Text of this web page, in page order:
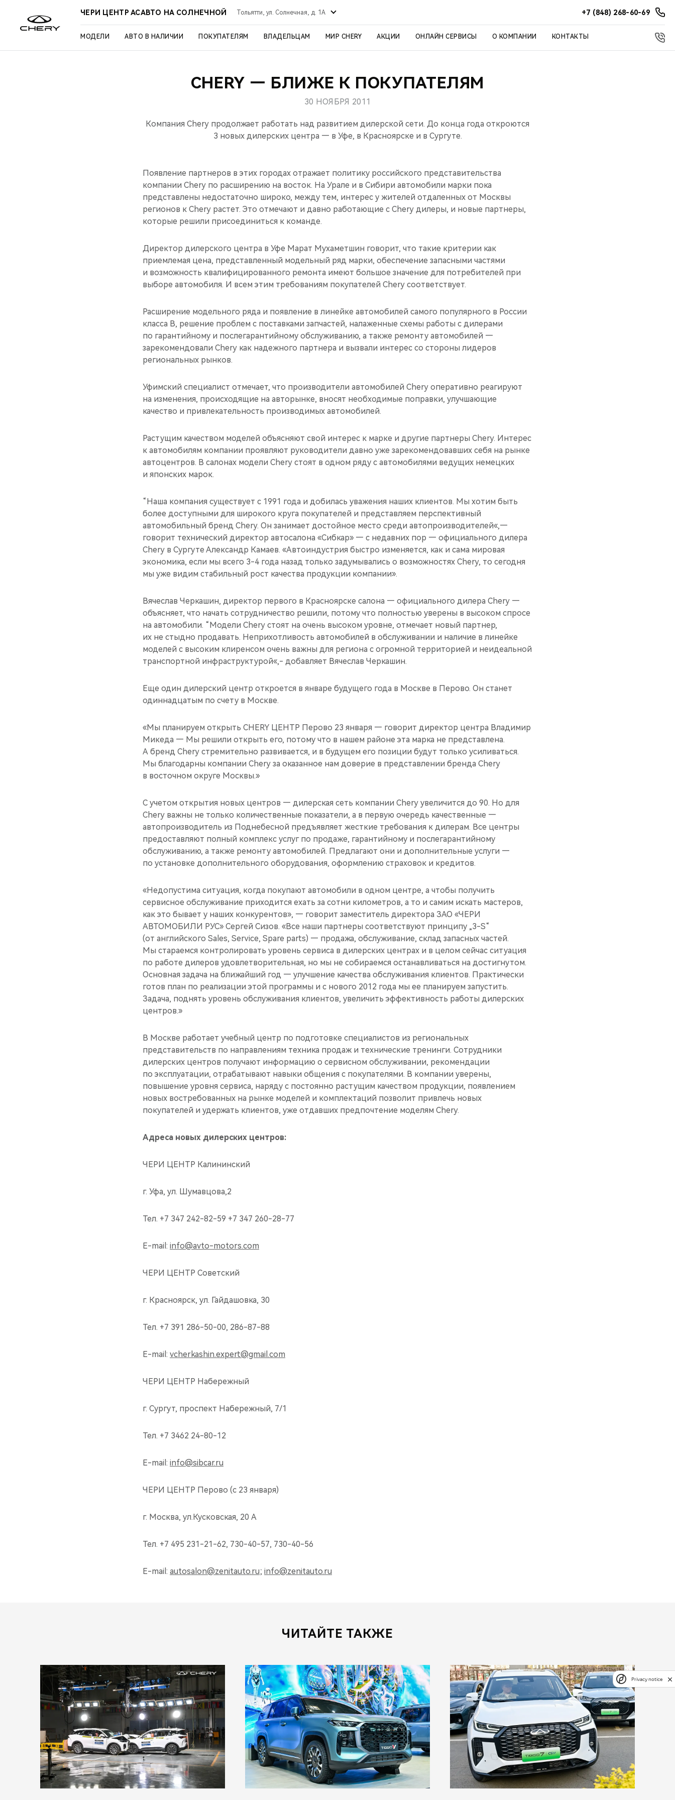
ЧЕРИ ЦЕНТР АСАВТО НА СОЛНЕЧНОЙ Тольятти, ул. Солнечная, д. 1А +7 (848) 268-60-69
МОДЕЛИ АВТО В НАЛИЧИИ ПОКУПАТЕЛЯМ ВЛАДЕЛЬЦАМ МИР CHERY АКЦИИ ОНЛАЙН СЕРВИСЫ О КОМПАНИИ КОНТАКТЫ
CHERY — БЛИЖЕ К ПОКУПАТЕЛЯМ
30 НОЯБРЯ 2011
Компания Chery продолжает работать над развитием дилерской сети. До конца года откроются
3 новых дилерских центра — в Уфе, в Красноярске и в Сургуте.
Появление партнеров в этих городах отражает политику российского представительства
компании Chery по расширению на восток. На Урале и в Сибири автомобили марки пока
представлены недостаточно широко, между тем, интерес у жителей отдаленных от Москвы
регионов к Chery растет. Это отмечают и давно работающие с Chery дилеры, и новые партнеры,
которые решили присоединиться к команде.
Директор дилерского центра в Уфе Марат Мухаметшин говорит, что такие критерии как
приемлемая цена, представленный модельный ряд марки, обеспечение запасными частями
и возможность квалифицированного ремонта имеют большое значение для потребителей при
выборе автомобиля. И всем этим требованиям покупателей Chery соответствует.
Расширение модельного ряда и появление в линейке автомобилей самого популярного в России
класса B, решение проблем с поставками запчастей, налаженные схемы работы с дилерами
по гарантийному и послегарантийному обслуживанию, а также ремонту автомобилей —
зарекомендовали Chery как надежного партнера и вызвали интерес со стороны лидеров
региональных рынков.
Уфимский специалист отмечает, что производители автомобилей Chery оперативно реагируют
на изменения, происходящие на авторынке, вносят необходимые поправки, улучшающие
качество и привлекательность производимых автомобилей.
Растущим качеством моделей объясняют свой интерес к марке и другие партнеры Chery. Интерес
к автомобилям компании проявляют руководители давно уже зарекомендовавших себя на рынке
автоцентров. В салонах модели Chery стоят в одном ряду с автомобилями ведущих немецких
и японских марок.
“Наша компания существует с 1991 года и добилась уважения наших клиентов. Мы хотим быть
более доступными для широкого круга покупателей и представляем перспективный
автомобильный бренд Chery. Он занимает достойное место среди автопроизводителей«,—
говорит технический директор автосалона «Сибкар» — с недавних пор — официального дилера
Chery в Сургуте Александр Камаев. «Автоиндустрия быстро изменяется, как и сама мировая
экономика, если мы всего 3-4 года назад только задумывались о возможностях Chery, то сегодня
мы уже видим стабильный рост качества продукции компании».
Вячеслав Черкашин, директор первого в Красноярске салона — официального дилера Chery —
объясняет, что начать сотрудничество решили, потому что полностью уверены в высоком спросе
на автомобили. “Модели Chery стоят на очень высоком уровне, отмечает новый партнер,
их не стыдно продавать. Неприхотливость автомобилей в обслуживании и наличие в линейке
моделей с высоким клиренсом очень важны для региона с огромной территорией и неидеальной
транспортной инфраструктурой«,- добавляет Вячеслав Черкашин.
Еще один дилерский центр откроется в январе будущего года в Москве в Перово. Он станет
одиннадцатым по счету в Москве.
«Мы планируем открыть CHERY ЦЕНТР Перово 23 января — говорит директор центра Владимир
Микеда — Мы решили открыть его, потому что в нашем районе эта марка не представлена.
А бренд Chery стремительно развивается, и в будущем его позиции будут только усиливаться.
Мы благодарны компании Chery за оказанное нам доверие в представлении бренда Chery
в восточном округе Москвы.»
С учетом открытия новых центров — дилерская сеть компании Chery увеличится до 90. Но для
Chery важны не только количественные показатели, а в первую очередь качественные —
автопроизводитель из Поднебесной предъявляет жесткие требования к дилерам. Все центры
предоставляют полный комплекс услуг по продаже, гарантийному и послегарантийному
обслуживанию, а также ремонту автомобилей. Предлагают они и дополнительные услуги —
по установке дополнительного оборудования, оформлению страховок и кредитов.
«Недопустима ситуация, когда покупают автомобили в одном центре, а чтобы получить
сервисное обслуживание приходится ехать за сотни километров, а то и самим искать мастеров,
как это бывает у наших конкурентов», — говорит заместитель директора ЗАО «ЧЕРИ
АВТОМОБИЛИ РУС» Сергей Сизов. «Все наши партнеры соответствуют принципу „3-S“
(от английского Sales, Service, Spare parts) — продажа, обслуживание, склад запасных частей.
Мы стараемся контролировать уровень сервиса в дилерских центрах и в целом сейчас ситуация
по работе дилеров удовлетворительная, но мы не собираемся останавливаться на достигнутом.
Основная задача на ближайший год — улучшение качества обслуживания клиентов. Практически
готов план по реализации этой программы и с нового 2012 года мы ее планируем запустить.
Задача, поднять уровень обслуживания клиентов, увеличить эффективность работы дилерских
центров.»
В Москве работает учебный центр по подготовке специалистов из региональных
представительств по направлениям техника продаж и технические тренинги. Сотрудники
дилерских центров получают информацию о сервисном обслуживании, рекомендации
по эксплуатации, отрабатывают навыки общения с покупателями. В компании уверены,
повышение уровня сервиса, наряду с постоянно растущим качеством продукции, появлением
новых востребованных на рынке моделей и комплектаций позволит привлечь новых
покупателей и удержать клиентов, уже отдавших предпочтение моделям Chery.
Адреса новых дилерских центров:
ЧЕРИ ЦЕНТР Калининский
г. Уфа, ул. Шумавцова,2
Тел. +7 347 242-82-59 +7 347 260-28-77
E-mail: info@avto-motors.com
ЧЕРИ ЦЕНТР Советский
г. Красноярск, ул. Гайдашовка, 30
Тел. +7 391 286-50-00, 286-87-88
E-mail: vcherkashin.expert@gmail.com
ЧЕРИ ЦЕНТР Набережный
г. Сургут, проспект Набережный, 7/1
Тел. +7 3462 24-80-12
E-mail: info@sibcar.ru
ЧЕРИ ЦЕНТР Перово (с 23 января)
г. Москва, ул.Кусковская, 20 А
Тел. +7 495 231-21-62, 730-40-57, 730-40-56
E-mail: autosalon@zenitauto.ru; info@zenitauto.ru
ЧИТАЙТЕ ТАКЖЕ
Privacy notice